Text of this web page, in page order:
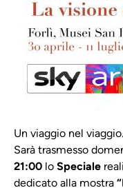
Un viaggio nel viaggio.
Sarà trasmesso
21:00 lo Speciale
dedicato alla mostra